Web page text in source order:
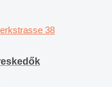
38